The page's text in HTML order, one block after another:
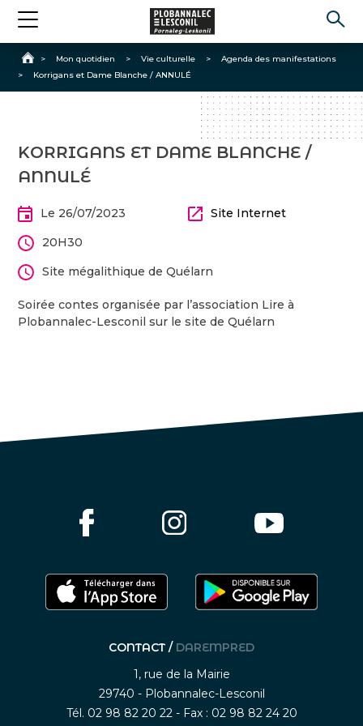
Accueil
> Mon quotidien > Vie culturelle >
Agenda des manifestations
>
Korrigans et Dame Blanche / ANNULÉ
KORRIGANS ET DAME BLANCHE /
ANNULÉ
Le 26/07/2023
20H30
Site mégalithique de Quélarn
Site Internet
Soirée contes organisée par l’association Lire à
Plobannalec-Lesconil sur le site de Quélarn
CONTACT / DAREMPRED
1, rue de la Mairie
29740 - Plobannalec-Lesconil
Tél. 02 98 82 20 22 - Fax : 02 98 82 24 20